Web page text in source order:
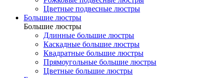
Цветные подвесные люстры
Большие люстры
Большие люстры
Длинные большие люстры
Каскадные большие люстры
Квадратные большие люстры
Прямоугольные большие люстры
Цветные большие люстры